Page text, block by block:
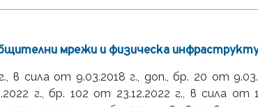
мрежи и физическа
в сила от 9.03.2018 г., доп., бр. 20 от
г., бр. 102 от 23.12.2022 г., в сила от